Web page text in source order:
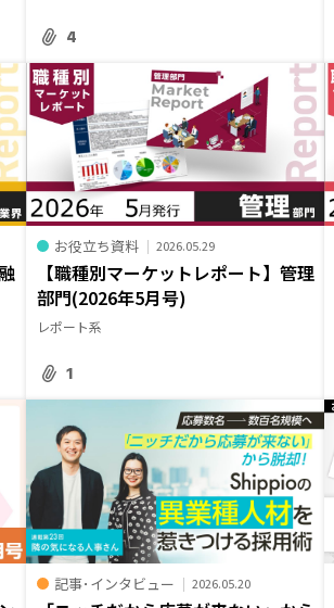
4
お役立ち資料 2026.05.29
【職種別マーケットレポート】管理
部門(2026年5月号)
レポート系
1
記事･インタビュー 2026.05.20